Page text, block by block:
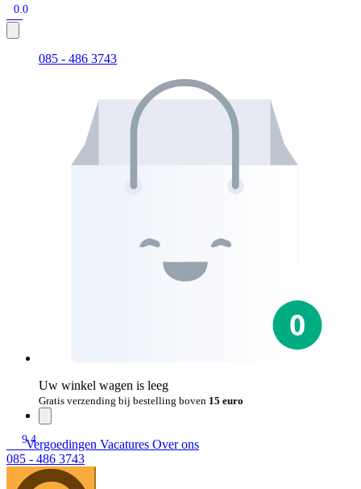
0.0
085 - 486 3743
Uw winkel wagen is leeg
Gratis verzending bij bestelling boven 15 euro
9.4
Vergoedingen Vacatures Over ons
085 - 486 3743